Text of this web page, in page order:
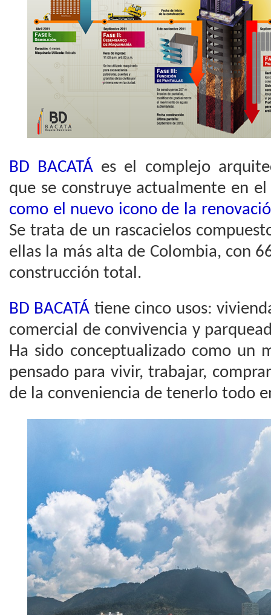
BD BACATÁ es el complejo
que se construye actualmente en
como el nuevo icono de la
Se trata de un rascacielos
ellas la más alta de Colombia, con
construcción total.
BD BACATÁ tiene cinco usos:
comercial de convivencia y
Ha sido conceptualizado como un
pensado para vivir, trabajar,
de la conveniencia de tenerlo todo